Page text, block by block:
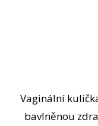
Vaginální
bavlněnou